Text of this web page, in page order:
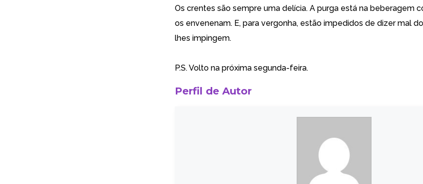
Os crentes são sempre uma delícia. A purga está na beberagem
os envenenam. E, para vergonha, estão impedidos de dizer mal
lhes impingem.
P.S. Volto na próxima segunda-feira.
Perfil de Autor